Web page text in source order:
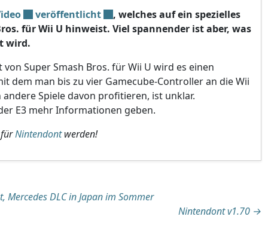
veröffentlicht
, welches auf ein spezielles
für Wii U hinweist. Viel spannender ist aber, was
wird.
Super Smash Bros. für Wii U wird es einen
dem man bis zu vier Gamecube-Controller an die Wii
Spiele davon profitieren, ist unklar.
E3 mehr Informationen geben.
Nintendontwerden!
Mercedes DLC in Japan im Sommer
Nintendont v1.70 →